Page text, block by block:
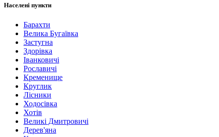
Населені пункти
Барахти
Велика Бугаївка
Застугна
Здорівка
Іванковичі
Рославичі
Кременище
Круглик
Лісники
Ходосівка
Хотів
Великі Дмитровичі
Дерев'яна